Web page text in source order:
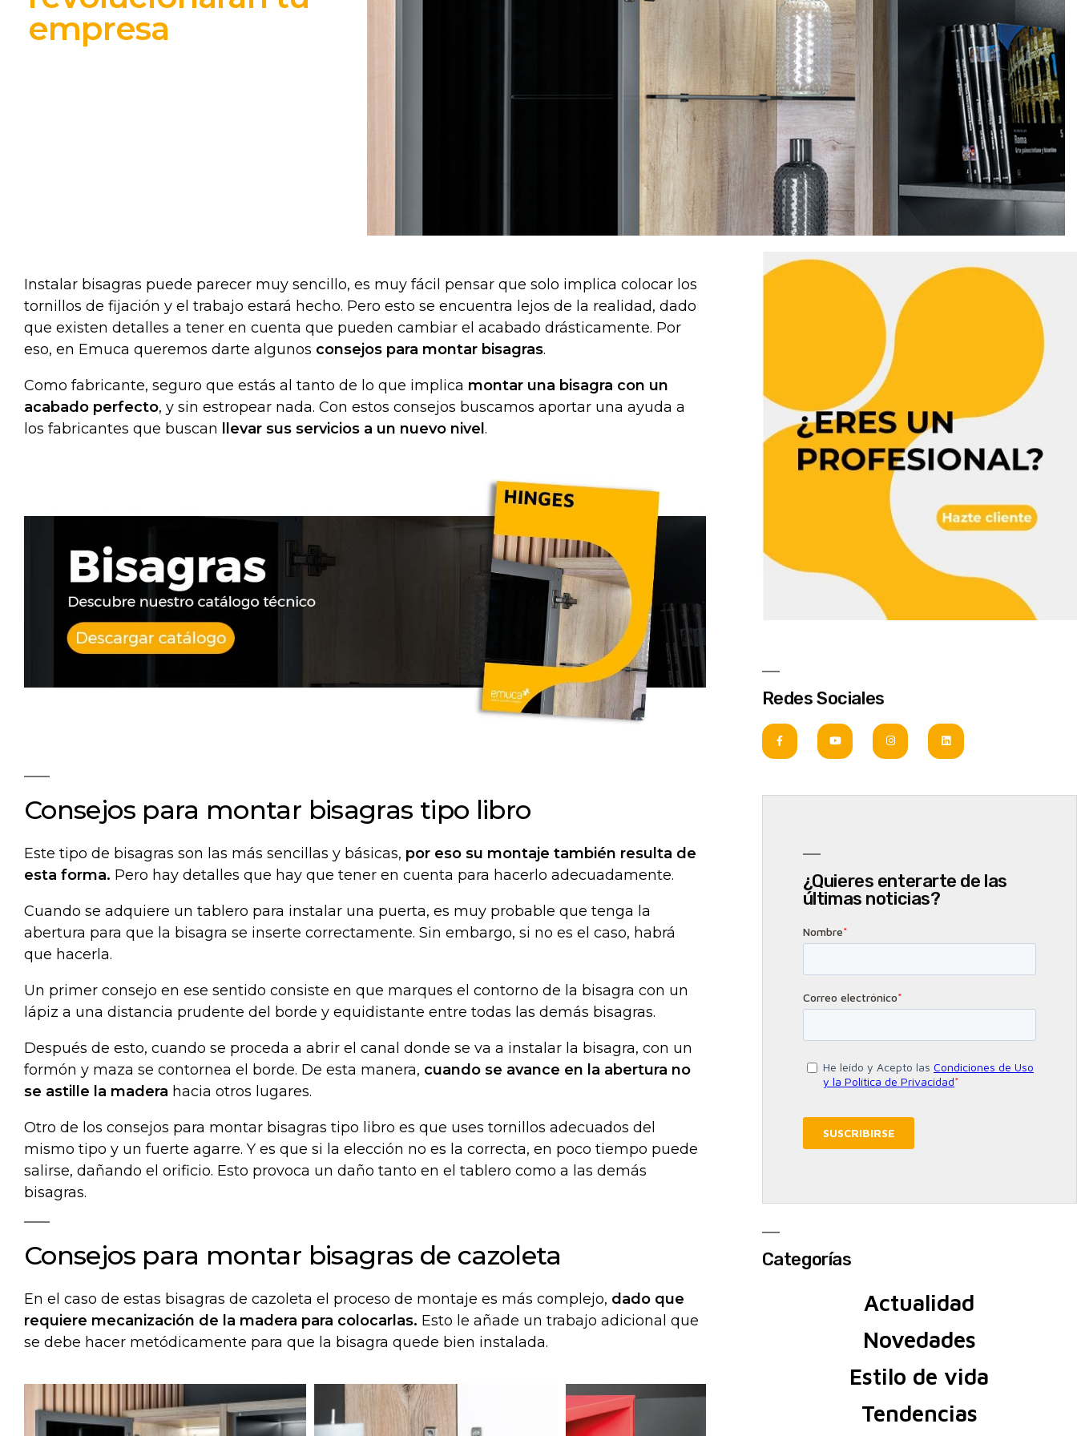
empresa
Instalar bisagras puede parecer muy sencillo, es muy fácil pensar que solo implica colocar los
tornillos de fijación y el trabajo estará hecho. Pero esto se encuentra lejos de la realidad, dado
que existen detalles a tener en cuenta que pueden cambiar el acabado drásticamente. Por
eso, en Emuca queremos darte algunos consejos para montar bisagras.
Como fabricante, seguro que estás al tanto de lo que implica montar una bisagra con un
acabado perfecto, y sin estropear nada. Con estos consejos buscamos aportar una ayuda a
los fabricantes que buscan llevar sus servicios a un nuevo nivel.
Consejos para montar bisagras tipo libro
Este tipo de bisagras son las más sencillas y básicas, por eso su montaje también resulta de
esta forma. Pero hay detalles que hay que tener en cuenta para hacerlo adecuadamente.
Cuando se adquiere un tablero para instalar una puerta, es muy probable que tenga la
abertura para que la bisagra se inserte correctamente. Sin embargo, si no es el caso, habrá
que hacerla.
Un primer consejo en ese sentido consiste en que marques el contorno de la bisagra con un
lápiz a una distancia prudente del borde y equidistante entre todas las demás bisagras.
Después de esto, cuando se proceda a abrir el canal donde se va a instalar la bisagra, con un
formón y maza se contornea el borde. De esta manera, cuando se avance en la abertura no
se astille la madera hacia otros lugares.
Otro de los consejos para montar bisagras tipo libro es que uses tornillos adecuados del
mismo tipo y un fuerte agarre. Y es que si la elección no es la correcta, en poco tiempo puede
salirse, dañando el orificio. Esto provoca un daño tanto en el tablero como a las demás
bisagras.
Consejos para montar bisagras de cazoleta
En el caso de estas bisagras de cazoleta el proceso de montaje es más complejo, dado que
requiere mecanización de la madera para colocarlas. Esto le añade un trabajo adicional que
se debe hacer metódicamente para que la bisagra quede bien instalada.
Redes Sociales
¿Quieres enterarte de las
últimas noticias?
Categorías
Actualidad
Novedades
Estilo de vida
Tendencias